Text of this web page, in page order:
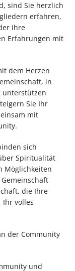
sind Sie herzlich
erfahren,
ihre
Erfahrungen mit
dem Herzen
in
unterstützen
Sie Ihr
mit
sich
Spiritualität
Möglichkeiten
die Ihre
volles
der Community
und